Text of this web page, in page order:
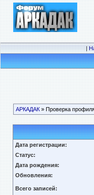
|
АРКАДАК» Проверка
Дата регистрации:
Статус:
Дата рождения:
Обновления:
Всего записей: